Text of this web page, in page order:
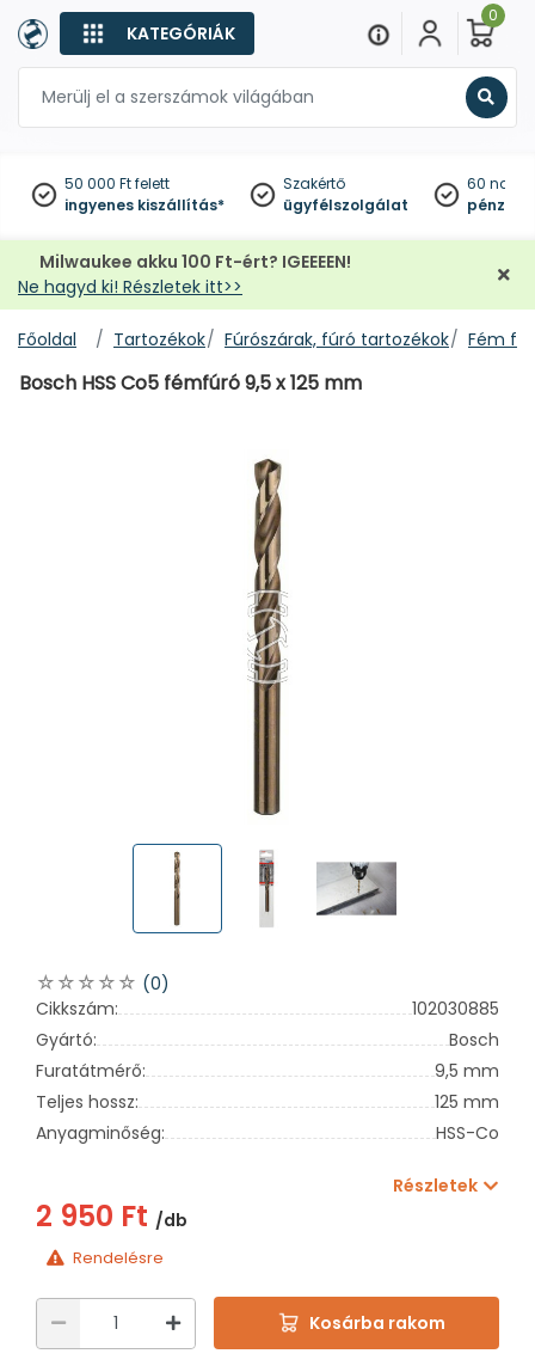
KATEGÓRIÁK
0
50 000 Ft felett
ingyenes kiszállítás*
Szakértő
ügyfélszolgálat
60
Milwaukee akku 100 Ft-ért? IGEEEEN!
Ne hagyd ki! Részletek itt>>
Főoldal Tartozékok Fúrószárak, fúró tartozékok Fém
Bosch HSS Co5 fémfúró 9,5 x 125 mm
(0)
Cikkszám:
102030885
Gyártó:
Bosch
Furatátmérő:
9,5 mm
Teljes hossz:
125 mm
Anyagminőség:
HSS-Co
Részletek
2 950 Ft /db
Rendelésre
Kosárba rakom